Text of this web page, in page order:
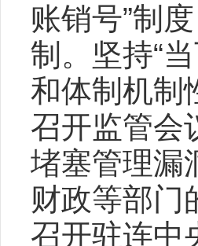
账销号”制
制。坚持“
和体制机制
召开监管会
堵塞管理漏
财政等部门
召开驻连中